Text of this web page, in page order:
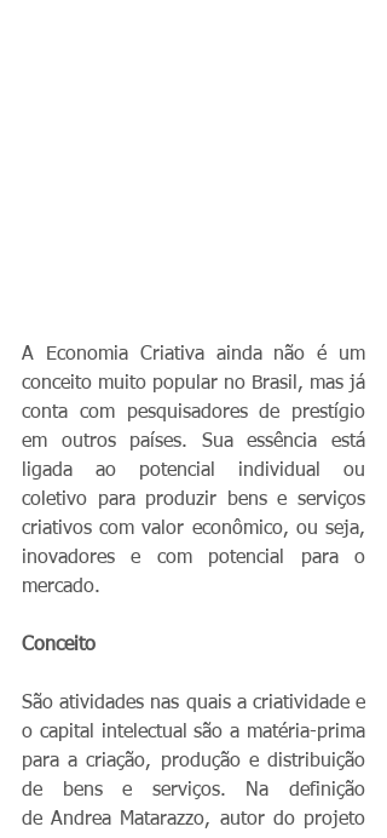
A Economia Criativa ainda não é um
conceito muito popular no Brasil, mas já
conta com pesquisadores de prestígio
em outros países. Sua essência está
ligada ao potencial individual ou
coletivo para produzir bens e serviços
criativos com valor econômico, ou seja,
inovadores e com potencial para o
mercado.
Conceito
São atividades nas quais a criatividade e
o capital intelectual são a matéria-prima
para a criação, produção e distribuição
de bens e serviços. Na definição
de Andrea Matarazzo, autor do projeto